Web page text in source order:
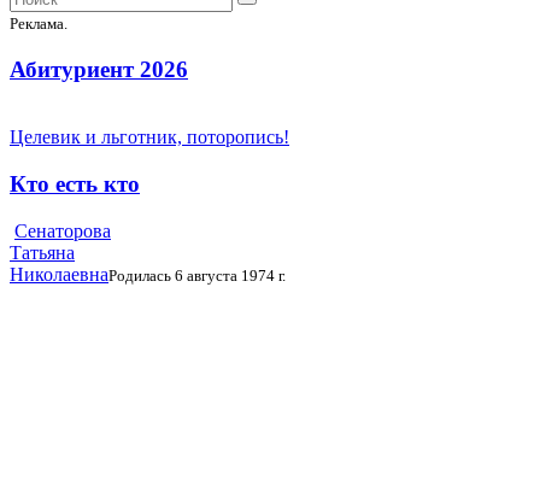
Реклама.
Абитуриент 2026
Целевик и льготник, поторопись!
Кто есть кто
Сенаторова
Татьяна
НиколаевнаРодилась 6 августа 1974 г.